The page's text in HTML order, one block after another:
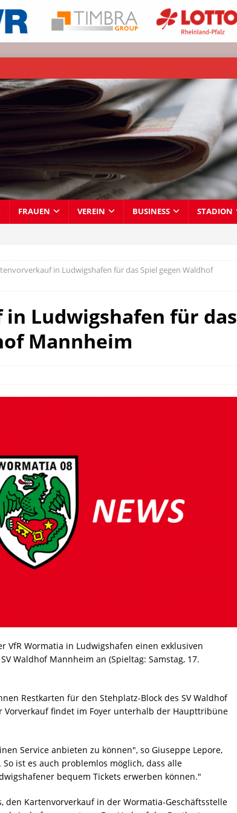
FRAUEN VEREIN BUSINESS STADION
in Ludwigshafen für das Spiel gegen Waldhof
Ludwigshafen für das
Mannheim
VfR Wormatia in Ludwigshafen einen exklusiven
Waldhof Mannheim an (Spieltag: Samstag, 17.
Restkarten für den Stehplatz-Block des SV Waldhof
findet im Foyer unterhalb der Haupttribüne
Service anbieten zu können", so Giuseppe Lepore,
ist es auch problemlos möglich, dass alle
bequem Tickets erwerben können."
den Kartenvorverkauf in der Wormatia-Geschäftsstelle